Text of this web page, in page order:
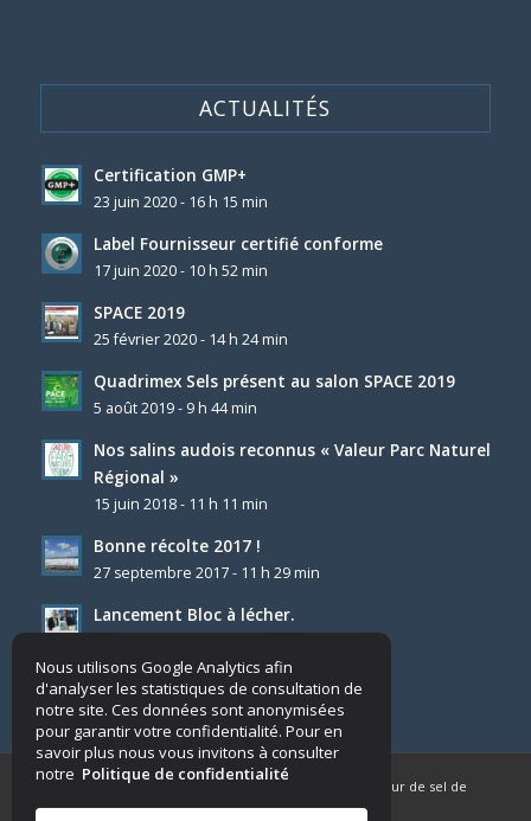
ACTUALITÉS
Certification GMP+
23 juin 2020 - 16 h 15 min
Label Fournisseur certifié conforme
17 juin 2020 - 10 h 52 min
SPACE 2019
25 février 2020 - 14 h 24 min
Quadrimex Sels présent au salon SPACE 2019
5 août 2019 - 9 h 44 min
Nos salins audois reconnus « Valeur Parc Naturel
Régional »
15 juin 2018 - 11 h 11 min
Bonne récolte 2017 !
27 septembre 2017 - 11 h 29 min
Lancement Bloc à lécher.
© Copyright - Quadrimex Sels - Producteur & fournisseur de sel de
Nous utilisons Google Analytics afin
d'analyser les statistiques de consultation de
notre site. Ces données sont anonymisées
pour garantir votre confidentialité. Pour en
savoir plus nous vous invitons à consulter
notre Politique de confidentialité